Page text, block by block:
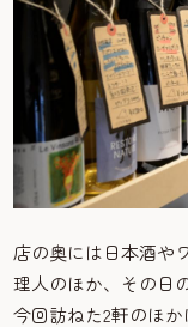
店の奥には日本酒や
理人のほか、その日
今回訪ねた2軒のほ